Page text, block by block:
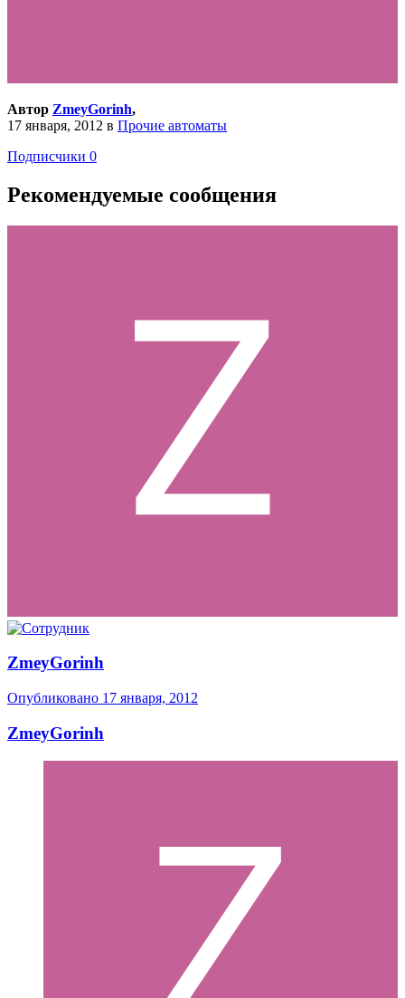
Автор ZmeyGorinh,
17 января, 2012 в Прочие автоматы
Подписчики 0
Рекомендуемые сообщения
ZmeyGorinh
Опубликовано 17 января, 2012
ZmeyGorinh